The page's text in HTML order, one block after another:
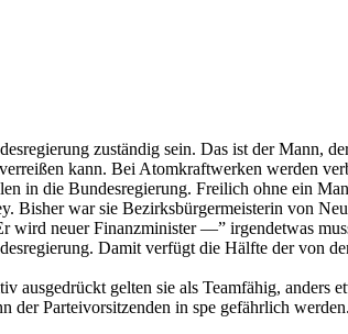
zuständig sein. Das ist der
kann. Bei Atomkraftwerken werden
in die Bundesregierung. Freilich ohne ein
Bisher war sie Bezirksbürgermeisterin von
wird neuer Finanzminister —” irgendetwas
Damit verfügt die Hälfte der von
ausgedrückt gelten sie als Teamfähig, anders
der Parteivorsitzenden in spe gefährlich werden.